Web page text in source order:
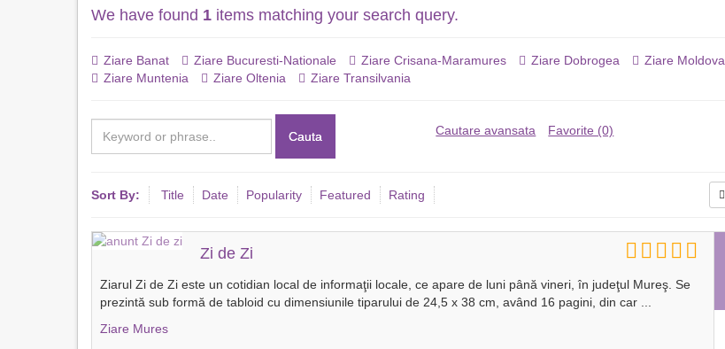
We have found 1 items matching your search query.
Ziare Banat Ziare Bucuresti-Nationale Ziare Crisana-Maramures Ziare Dobrogea
Ziare Moldova
Ziare Muntenia
Ziare Oltenia Ziare Transilvania
Cauta Cautare avansata Favorite (0)
Sort By: Title Date Popularity Featured Rating
Zi de Zi
Ziarul Zi de Zi este un cotidian local de informaţii locale, ce apare de luni până vineri, în judeţul Mureş. Se
prezintă sub formă de tabloid cu dimensiunile tiparului de 24,5 x 38 cm, având 16 pagini, din car
Ziare Mures